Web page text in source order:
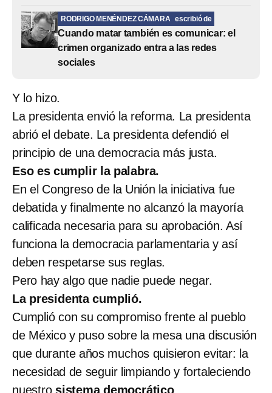
RODRIGO MENÉNDEZ CÁMARA escribió de
Cuando matar también es comunicar: el
crimen organizado entra a las redes
sociales
Y lo hizo.
La presidenta envió la reforma. La presidenta
abrió el debate. La presidenta defendió el
principio de una democracia más justa.
Eso es cumplir la palabra.
En el Congreso de la Unión la iniciativa fue
debatida y finalmente no alcanzó la mayoría
calificada necesaria para su aprobación. Así
funciona la democracia parlamentaria y así
deben respetarse sus reglas.
Pero hay algo que nadie puede negar.
La presidenta cumplió.
Cumplió con su compromiso frente al pueblo
de México y puso sobre la mesa una discusión
que durante años muchos quisieron evitar: la
necesidad de seguir limpiando y fortaleciendo
nuestro sistema democrático.